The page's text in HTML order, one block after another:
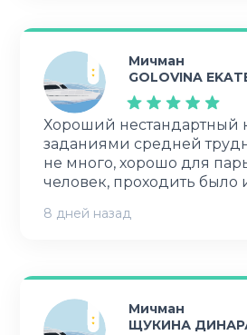
Мичман
GOLOVINA
Хороший нестандартный
заданиями средней
не много, хорошо для
человек, проходить было
8 дней назад
Мичман
ЩУКИНА